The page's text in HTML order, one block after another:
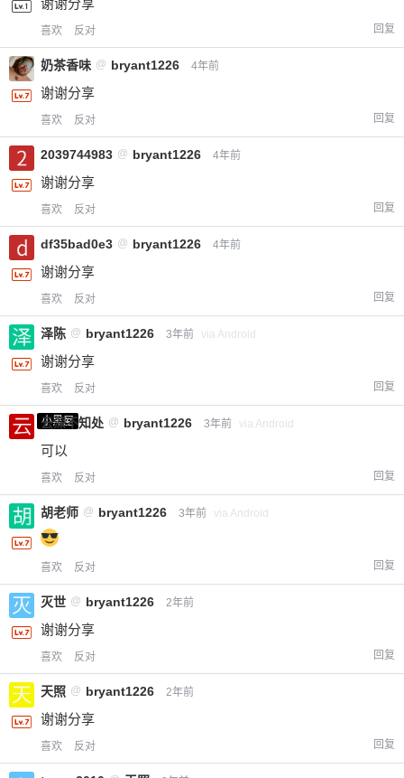
2 元 5 元 10 元
付费内容
¥
喜欢 反对 回复
奶茶香味 @ bryant1226 4年前
谢谢分享
喜欢 反对 回复
2039744983 @ bryant1226 4年前
谢谢分享
喜欢 反对 回复
df35bad0e3 @ bryant1226 4年前
谢谢分享
喜欢 反对 回复
泽陈 @ bryant1226 3年前 via Android
谢谢分享
喜欢 反对 回复
小黑屋
云深不知处 @ bryant1226 3年前 via Android
可以
喜欢 反对 回复
胡老师 @ bryant1226 3年前 via Android
喜欢 反对 回复
灭世 @ bryant1226 2年前
谢谢分享
喜欢 反对 回复
天照 @ bryant1226 2年前
谢谢分享
喜欢 反对 回复
您没有权限发布内容，请购买会员或者提升权